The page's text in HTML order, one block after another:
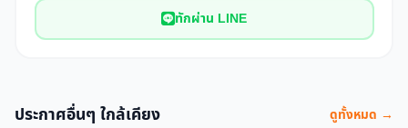
ทักผ่าน LINE
ประกาศอื่นๆ ใกล้เคียง ดูทั้งหมด →